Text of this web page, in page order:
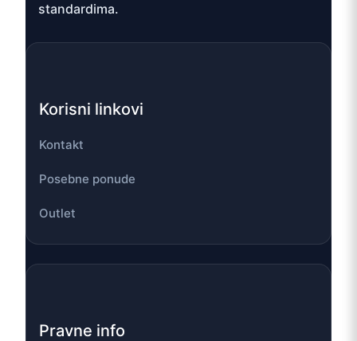
standardima.
Korisni linkovi
Kontakt
Posebne ponude
Outlet
Pravne info